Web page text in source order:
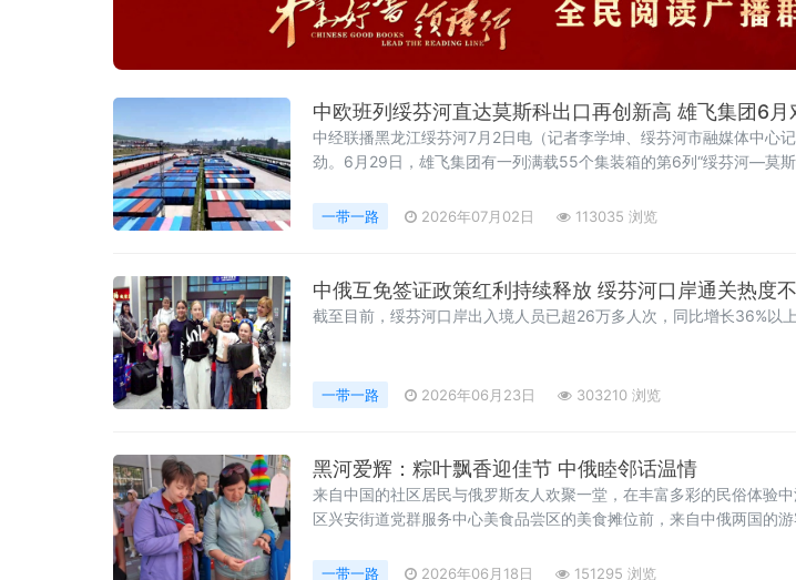
中欧班列绥芬河直达莫斯科出口再创新高 雄飞集团6月
中经联播黑龙江绥芬河7月2日电（记者李学坤、绥芬河市融媒体中心
劲。6月29日，雄飞集团有一列满载55个集装箱的第6列“绥芬河—莫
经贸产业提质增效。据士介绍，截至目前，本月内出口货物品类多元
一带一路 2026年07月02日 113035 浏览
中俄互免签证政策红利持续释放 绥芬河口岸通关热度
截至目前，绥芬河口岸出入境人员已超26万多人次，同比增长36%以
一带一路 2026年06月23日 303210 浏览
黑河爱辉：粽叶飘香迎佳节 中俄睦邻话温情
来自中国的社区居民与俄罗斯友人欢聚一堂，在丰富多彩的民俗体验
区兴安街道党群服务中心美食品尝区的美食摊位前，来自中俄两国的
佳节活动，我很开心
一带一路 2026年06月18日 151295 浏览